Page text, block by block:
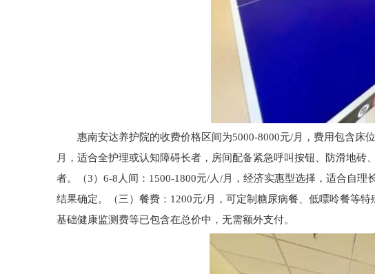
惠南安达养护院的收费价格区间为5000-8000元/月，费用包含床
月，适合全护理或认知障碍长者，房间配备紧急呼叫按钮、防滑地
者。（3）6-8人间：1500-1800元/人/月，经济实惠型选择，适合自
结果确定。（三）餐费：1200元/月，可定制糖尿病餐、低嘌呤餐等
基础健康监测费等已包含在总价中，无需额外支付。